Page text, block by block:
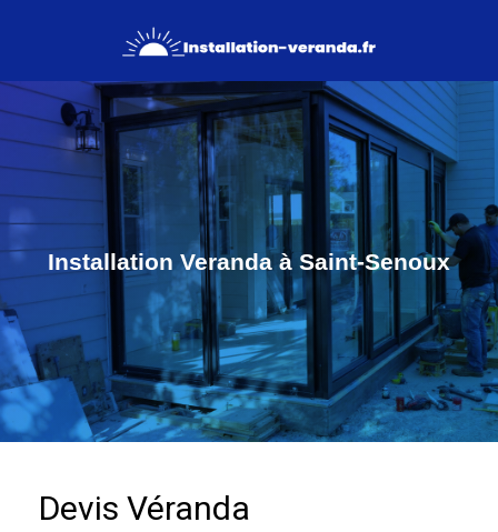
Installation Veranda à Saint-Senoux
Devis Véranda